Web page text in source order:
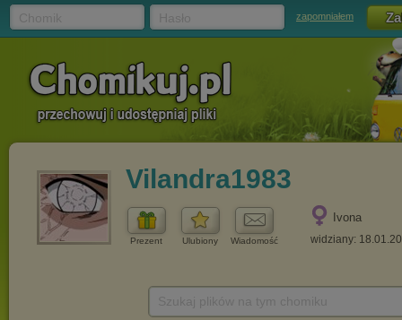
zapomniałem
Vilandra1983
Prezent Ulubiony Wiadomość
Ivona
widziany: